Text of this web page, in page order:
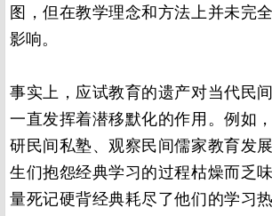
图，但在教学理念和方法上并未完
影响。
事实上，应试教育的遗产对当代民
一直发挥着潜移默化的作用。例如
研民间私塾、观察民间儒家教育发
生们抱怨经典学习的过程枯燥而乏
量死记硬背经典耗尽了他们的学习